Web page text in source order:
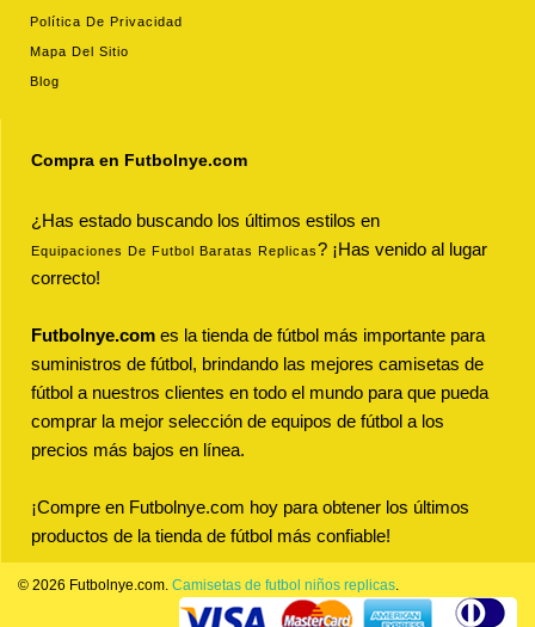
Política De Privacidad
Mapa Del Sitio
Blog
Compra en Futbolnye.com
¿Has estado buscando los últimos estilos en
Equipaciones De Futbol Baratas Replicas? ¡Has venido al lugar
correcto!
Futbolnye.com es la tienda de fútbol más importante para
suministros de fútbol, brindando las mejores camisetas de
fútbol a nuestros clientes en todo el mundo para que pueda
comprar la mejor selección de equipos de fútbol a los
precios más bajos en línea.
¡Compre en Futbolnye.com hoy para obtener los últimos
productos de la tienda de fútbol más confiable!
© 2026 Futbolnye.com. Camisetas de futbol niños replicas.